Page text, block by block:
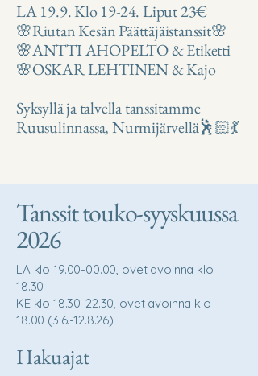
LA 19.9. Klo 19-24. Liput 23€
🌸Riutan Kesän Päättäjäistanssit🌸
🌸ANTTI AHOPELTO & Etiketti
🌸OSKAR LEHTINEN & Kajo
Syksyllä ja talvella tanssitamme
Ruusulinnassa, Nurmijärvellä🕺🏻💃
Tanssit touko-syyskuussa
2026
LA klo 19.00-00.00, ovet avoinna klo
18.30
KE klo 18.30-22.30, ovet avoinna klo
18.00 (3.6.-12.8.26)
Hakuajat